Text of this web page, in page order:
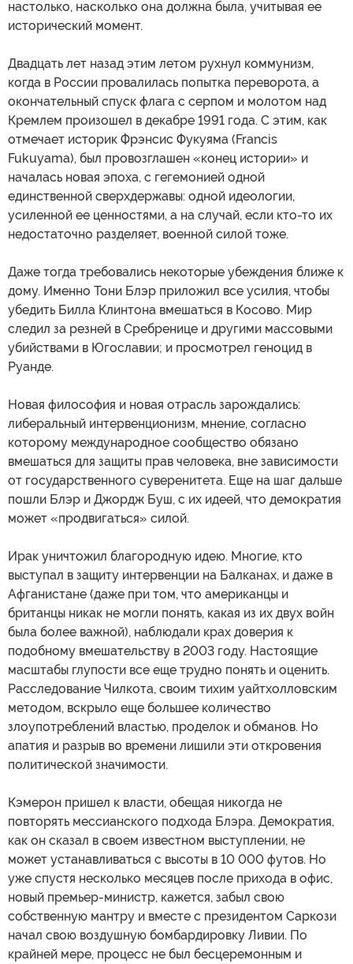
настолько, насколько она должна была, учитывая ее
исторический момент.
Двадцать лет назад этим летом рухнул коммунизм,
когда в России провалилась попытка переворота, а
окончательный спуск флага с серпом и молотом над
Кремлем произошел в декабре 1991 года. С этим, как
отмечает историк Фрэнсис Фукуяма (Francis
Fukuyama), был провозглашен «конец истории» и
началась новая эпоха, с гегемонией одной
единственной сверхдержавы: одной идеологии,
усиленной ее ценностями, а на случай, если кто-то их
недостаточно разделяет, военной силой тоже.
Даже тогда требовались некоторые убеждения ближе к
дому. Именно Тони Блэр приложил все усилия, чтобы
убедить Билла Клинтона вмешаться в Косово. Мир
следил за резней в Сребренице и другими массовыми
убийствами в Югославии; и просмотрел геноцид в
Руанде.
Новая философия и новая отрасль зарождались:
либеральный интервенционизм, мнение, согласно
которому международное сообщество обязано
вмешаться для защиты прав человека, вне зависимости
от государственного суверенитета. Еще на шаг дальше
пошли Блэр и Джордж Буш, с их идеей, что демократия
может «продвигаться» силой.
Ирак уничтожил благородную идею. Многие, кто
выступал в защиту интервенции на Балканах, и даже в
Афганистане (даже при том, что американцы и
британцы никак не могли понять, какая из их двух войн
была более важной), наблюдали крах доверия к
подобному вмешательству в 2003 году. Настоящие
масштабы глупости все еще трудно понять и оценить.
Расследование Чилкота, своим тихим уайтхолловским
методом, вскрыло еще большее количество
злоупотреблений властью, проделок и обманов. Но
апатия и разрыв во времени лишили эти откровения
политической значимости.
Кэмерон пришел к власти, обещая никогда не
повторять мессианского подхода Блэра. Демократия,
как он сказал в своем известном выступлении, не
может устанавливаться с высоты в 10 000 футов. Но
уже спустя несколько месяцев после прихода в офис,
новый премьер-министр, кажется, забыл свою
собственную мантру и вместе с президентом Саркози
начал свою воздушную бомбардировку Ливии. По
крайней мере, процесс не был бесцеремонным и